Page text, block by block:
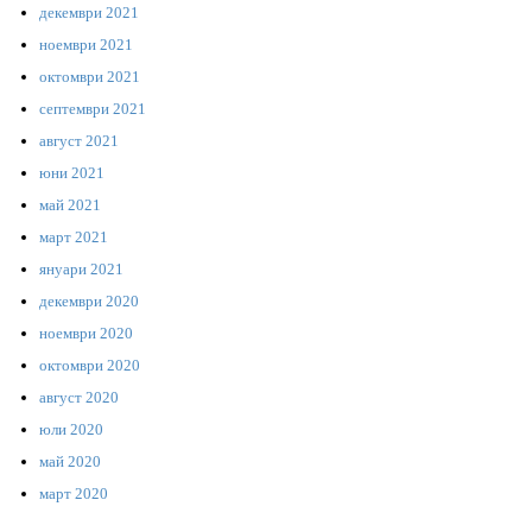
декември 2021
ноември 2021
октомври 2021
септември 2021
август 2021
юни 2021
май 2021
март 2021
януари 2021
декември 2020
ноември 2020
октомври 2020
август 2020
юли 2020
май 2020
март 2020